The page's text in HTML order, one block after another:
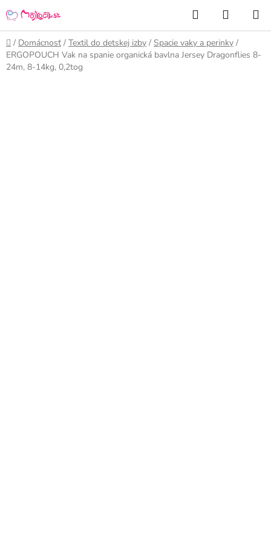
na
obsah
Hľadať
KOŠÍK
Domov
/ Domácnosť / Textil do detskej izby / Spacie vaky a perinky /
ERGOPOUCH Vak na spanie organická bavlna Jersey Dragonflies 8-
24m, 8-14kg, 0,2tog